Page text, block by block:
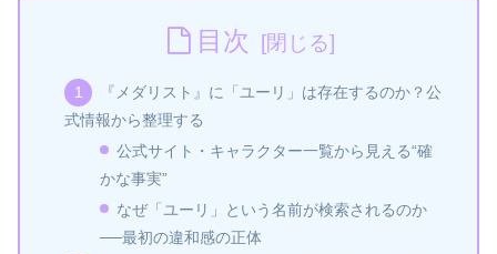
目次
『メダリスト』に「ユーリ」は存在するのか？公
式情報から整理する
公式サイト・キャラクター一覧から見える“確
かな事実”
なぜ「ユーリ」という名前が検索されるのか
──最初の違和感の正体